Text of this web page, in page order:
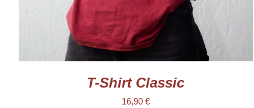
GEWÄHLT
WERDEN
T-Shirt Classic
16,90 €